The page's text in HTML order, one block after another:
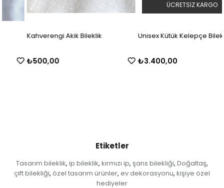
Kahverengi Akik Bileklik
₺500,00
Unisex Kütük Kelepçe Bileklik
₺3.400,00
ÜCRETSIZ KARGO
Etiketler
Tasarım bileklik, ip bileklik, kırmızı ip, şans bilekliği, Doğaltaş,
çift bilekliği, özel tasarım ürünler, ev dekorasyonu, kişiye özel
hediyeler